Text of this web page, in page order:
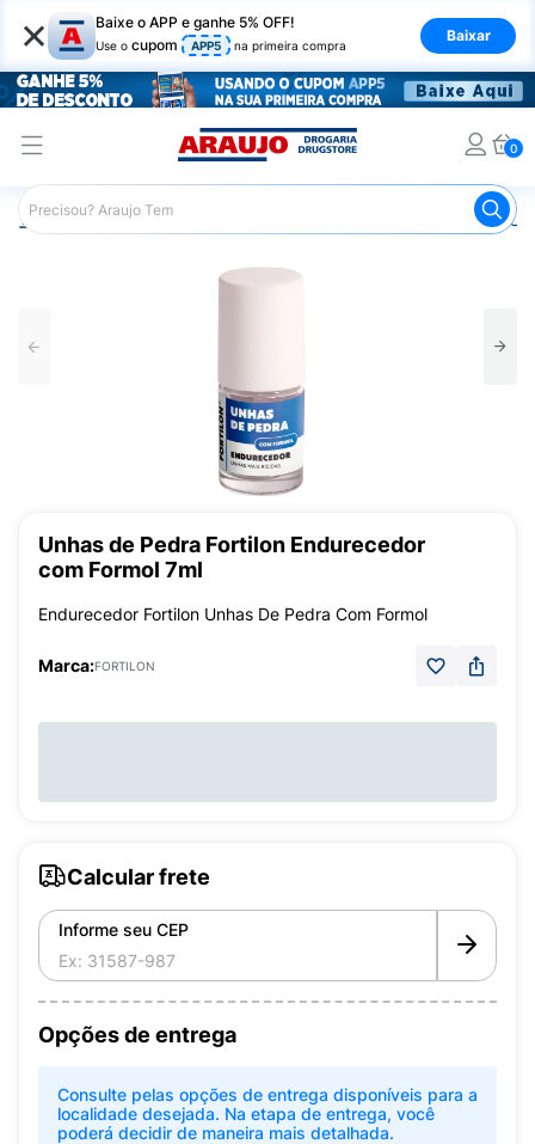
× Baixe o APP e ganhe 5% OFF!
Use o cupom APP5 na primeira compra
Baixar
0
Araujo Beleza e Cuidados Fortalecedor de
Unhas de Pedra Fortilon Endurecedor
com Formol 7ml
Endurecedor Fortilon Unhas De Pedra Com Formol
Marca:FORTILON
Calcular frete
Informe seu CEP
Opções de entrega
Consulte pelas opções de entrega disponíveis para a
localidade desejada. Na etapa de entrega, você
poderá decidir de maneira mais detalhada.